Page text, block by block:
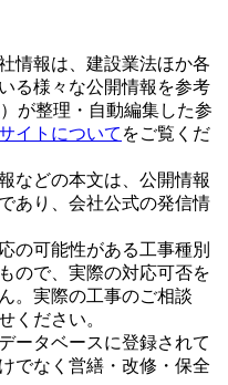
情報は、建設業法ほか各
る様々な公開情報を参考
）が整理・自動編集した参
イトについて をご覧くだ
などの本文は、公開情報
あり、会社公式の発信情
の可能性がある工事種別
ので、実際の対応可否を
。実際の工事のご相談
ください。
ータベースに登録されて
でなく営繕・改修・保全